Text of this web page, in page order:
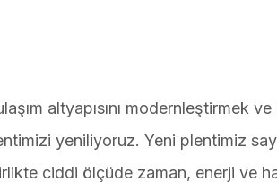
altyapısını modernleştirmek ve
yeniliyoruz. Yeni plentimiz
ciddi ölçüde zaman, enerji ve